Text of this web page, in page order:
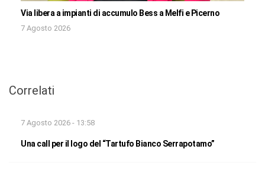
Via libera a impianti di accumulo Bess a Melfi e Picerno
7 Agosto 2026
Correlati
7 Agosto 2026 - 13:58
Una call per il logo del “Tartufo Bianco Serrapotamo”